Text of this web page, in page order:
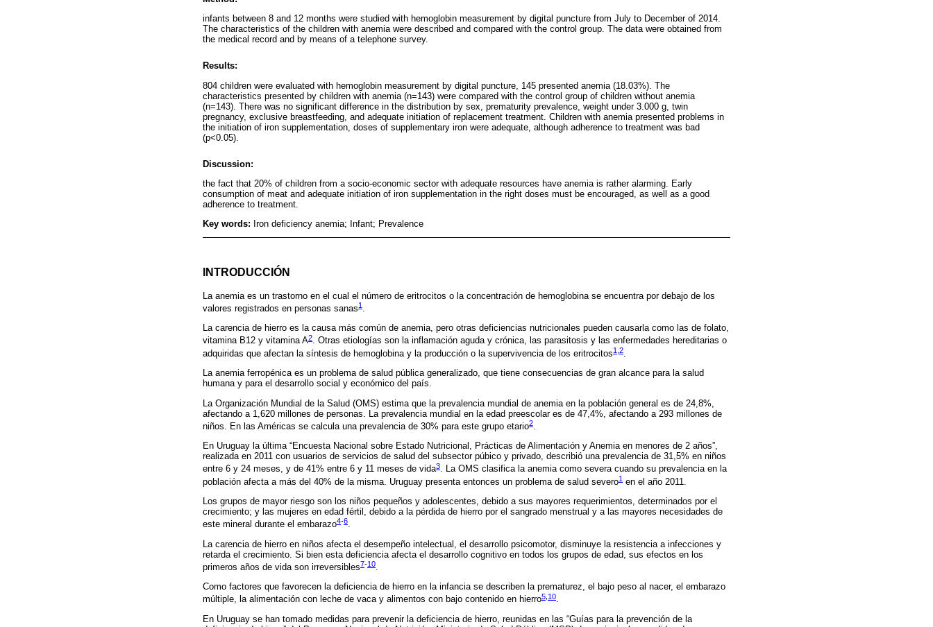
infants between 8 and 12 months were studied with hemoglobin measurement by digital puncture from July to December of 2014.
The characteristics of the children with anemia were described and compared with the control group. The data were obtained from
the medical record and by means of a telephone survey.
Results:
804 children were evaluated with hemoglobin measurement by digital puncture, 145 presented anemia (18.03%). The
characteristics presented by children with anemia (n=143) were compared with the control group of children without anemia
(n=143). There was no significant difference in the distribution by sex, prematurity prevalence, weight under 3.000 g, twin
pregnancy, exclusive breastfeeding, and adequate initiation of replacement treatment. Children with anemia presented problems in
the initiation of iron supplementation, doses of supplementary iron were adequate, although adherence to treatment was bad
(p<0.05).
Discussion:
the fact that 20% of children from a socio-economic sector with adequate resources have anemia is rather alarming. Early
consumption of meat and adequate initiation of iron supplementation in the right doses must be encouraged, as well as a good
adherence to treatment.
Key words: Iron deficiency anemia; Infant; Prevalence
INTRODUCCIÓN
La anemia es un trastorno en el cual el número de eritrocitos o la concentración de hemoglobina se encuentra por debajo de los
valores registrados en personas sanas1 .
La carencia de hierro es la causa más común de anemia, pero otras deficiencias nutricionales pueden causarla como las de folato,
vitamina B12 y vitamina A2. Otras etiologías son la inflamación aguda y crónica, las parasitosis y las enfermedades hereditarias o
adquiridas que afectan la síntesis de hemoglobina y la producción o la supervivencia de los eritrocitos1 2.
La anemia ferropénica es un problema de salud pública generalizado, que tiene consecuencias de gran alcance para la salud
humana y para el desarrollo social y económico del país.
La Organización Mundial de la Salud (OMS) estima que la prevalencia mundial de anemia en la población general es de 24,8%,
afectando a 1,620 millones de personas. La prevalencia mundial en la edad preescolar es de 47,4%, afectando a 293 millones de
niños. En las Américas se calcula una prevalencia de 30% para este grupo etario2
En Uruguay la última “Encuesta Nacional sobre Estado Nutricional, Prácticas de Alimentación y Anemia en menores de 2 años”,
realizada en 2011 con usuarios de servicios de salud del subsector púbico y privado, describió una prevalencia de 31,5% en niños
entre 6 y 24 meses, y de 41% entre 6 y 11 meses de vida3. La OMS clasifica la anemia como severa cuando su prevalencia en la
población afecta a más del 40% de la misma. Uruguay presenta entonces un problema de salud severo1 en el año 2011.
Los grupos de mayor riesgo son los niños pequeños y adolescentes, debido a sus mayores requerimientos, determinados por el
crecimiento; y las mujeres en edad fértil, debido a la pérdida de hierro por el sangrado menstrual y a las mayores necesidades de
este mineral durante el embarazo4-6.
La carencia de hierro en niños afecta el desempeño intelectual, el desarrollo psicomotor, disminuye la resistencia a infecciones y
retarda el crecimiento. Si bien esta deficiencia afecta el desarrollo cognitivo en todos los grupos de edad, sus efectos en los
primeros años de vida son irreversibles7-10.
Como factores que favorecen la deficiencia de hierro en la infancia se describen la prematurez, el bajo peso al nacer, el embarazo
múltiple, la alimentación con leche de vaca y alimentos con bajo contenido en hierro5 10.
En Uruguay se han tomado medidas para prevenir la deficiencia de hierro, reunidas en las “Guías para la prevención de la